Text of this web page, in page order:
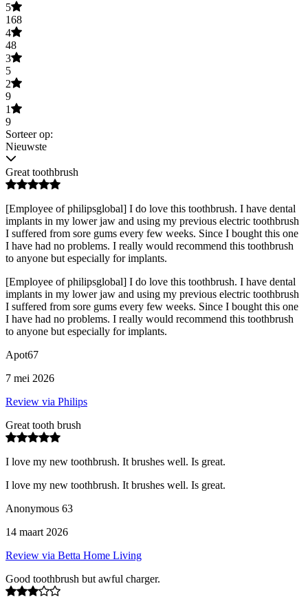
5
168
4
48
3
5
2
9
1
9
Sorteer op:
Nieuwste
Great toothbrush
[Employee of philipsglobal] I do love this toothbrush. I have dental
implants in my lower jaw and using my previous electric toothbrush
I suffered from sore gums every few weeks. Since I bought this one
I have had no problems. I really would recommend this toothbrush
to anyone but especially for implants.
[Employee of philipsglobal] I do love this toothbrush. I have dental
implants in my lower jaw and using my previous electric toothbrush
I suffered from sore gums every few weeks. Since I bought this one
I have had no problems. I really would recommend this toothbrush
to anyone but especially for implants.
Apot67
7 mei 2026
Review via Philips
Great tooth brush
I love my new toothbrush. It brushes well. Is great.
I love my new toothbrush. It brushes well. Is great.
Anonymous 63
14 maart 2026
Review via Betta Home Living
Good toothbrush but awful charger.